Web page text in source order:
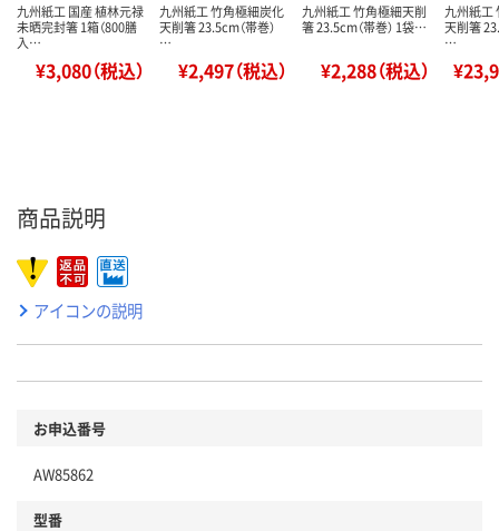
九州紙工 国産 植林元禄
未晒完封箸 1箱（800膳
入…
¥3,080（税込）
九州紙工 竹角極細炭化
天削箸 23.5cm（帯巻）
…
¥2,497（税込）
九州紙工 竹角極細天削
箸 23.5cm（帯巻） 1袋…
¥2,288（税込）
九州紙工
天削箸
…
商品説明
アイコンの説明
お申込番号
AW85862
型番